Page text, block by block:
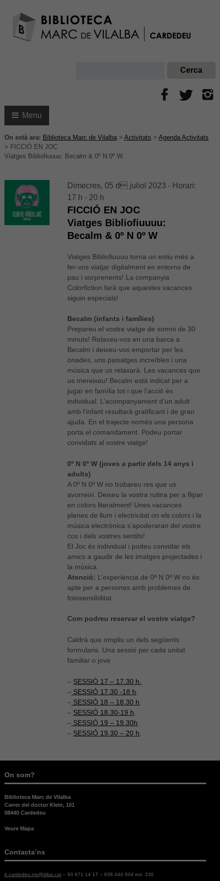
Menu
On està ara: Biblioteca Marc de Vilalba> Activitats > Agenda Activitats
> FICCIÓ EN JOC
Viatges Bibliofiuuuu: Becalm & 0º N 0º W
Dimecres, 05 d juliol 2023 - Horari:
17 h - 20 h
FICCIÓ EN JOC
Viatges Bibliofiuuuu:
Becalm & 0º N 0º W
Viatges Bibliofiuuuu torna un estiu més a
fer-vos viatjar digitalment en entorns de
pau i sorprenents! La companyia
Colorfiction farà que aquestes vacances
siguin especials!
Becalm (infants i famílies)
Prepareu el vostre viatge de somni de 30
minuts! Relaxeu-vos en una barca a
Becalm i deixeu-vos emportar per les
onades, uns paisatges increïbles i una
música que us relaxarà. Les vacances que
us mereixeu! Becalm està indicat per a
jugar en família tot i que l’acció és
individual. L’acompanyament d’un adult
amb l’infant resultarà gratificant i de gran
ajuda. En el trajecte només una persona
porta el comandament. Podeu portar
convidats al vostre viatge!
0º N 0º W (joves a partir dels 14 anys i
adults)
A 0º N 0º W no trobareu res que us
avorreixi. Deixeu la vostra rutina per a flipar
en colors literalment! Unes vacances
plenes de llum i electricitat on els colors i la
música electrònica s’apoderaran del vostre
cos i dels vostres sentits!
El Joc és individual i podeu convidar els
amics a gaudir de les imatges projectades i
la música.
Atenció: L’experiència de 0º N 0º W no és
apte per a persones amb problemes de
fotosensibilitat.
Com podreu reservar el vostre viatge?
Caldrà que ompliu un dels següents
formularis. Una sessió per cada unitat
familiar o jove
– SESSIÓ 17 – 17.30 h
– SESSIÓ 17.30 -18 h
– SESSIÓ 18 – 18.30 h
– SESSIÓ 18.30-19 h
– SESSIÓ 19 – 19.30h
– SESSIÓ 19.30 – 20 h
On som?
Biblioteca Marc de Vilalba
Carrer del doctor Klein, 101
08440 Cardedeu
Veure Mapa
Contacta’ns
b.cardedeu.mv@diba.cat– 93 871 14 17 – 938 444 004 ext. 330
Necessàries
són
Estadístiques